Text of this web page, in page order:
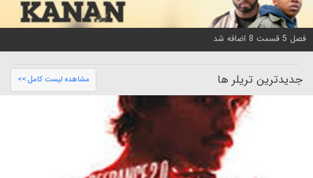
فصل 5 قسمت 8 اضافه شد
جدیدترین تریلر ها مشاهده لیست کامل >>